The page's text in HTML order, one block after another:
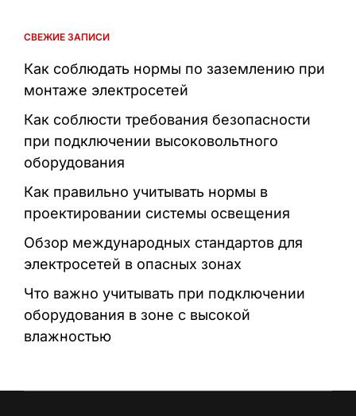
СВЕЖИЕ ЗАПИСИ
Как соблюдать нормы по заземлению при
монтаже электросетей
Как соблюсти требования безопасности
при подключении высоковольтного
оборудования
Как правильно учитывать нормы в
проектировании системы освещения
Обзор международных стандартов для
электросетей в опасных зонах
Что важно учитывать при подключении
оборудования в зоне с высокой
влажностью